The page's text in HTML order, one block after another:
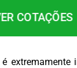
COTAÇÕES
extremamente